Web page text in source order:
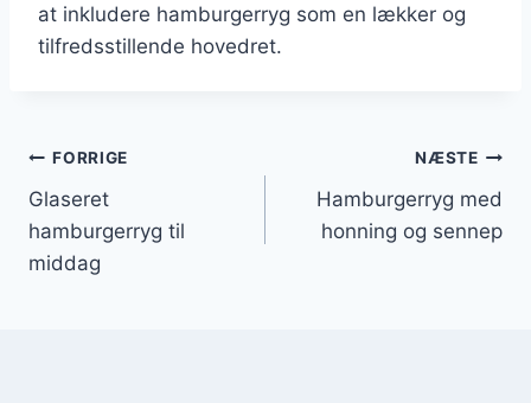
at inkludere hamburgerryg som en lækker og
tilfredsstillende hovedret.
Indlægsnavigation
FORRIGE
Glaseret
hamburgerryg til
middag
NÆSTE
Hamburgerryg med
honning og sennep